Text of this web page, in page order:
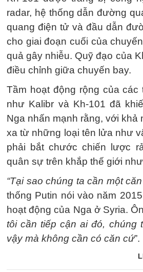
radar, hệ thống dẫn đường
quang điện tử và đầu dẫn
cho giai đoạn cuối của
quả gây nhiễu. Quỹ đạo của
điều chỉnh giữa chuyến bay.
Tầm hoạt động rộng của các
như Kalibr và Kh-101 đã
Nga nhấn mạnh rằng, với khả
xa từ những loại tên lửa như
phải bắt chước chiến lược
quân sự trên khắp thế giới
“Tại sao chúng ta cần một
thống Putin nói vào năm
hoạt động của Nga ở Syria.
tôi cần tiếp cận ai đó, chúng
vậy mà không cần có căn cứ”.